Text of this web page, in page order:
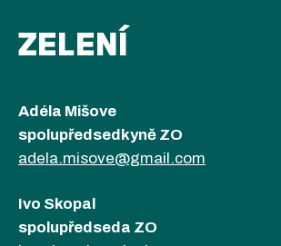
ZELENÍ
Adéla Mišove
spolupředsedkyně ZO
adela.misove@gmail.com
Ivo Skopal
spolupředseda ZO